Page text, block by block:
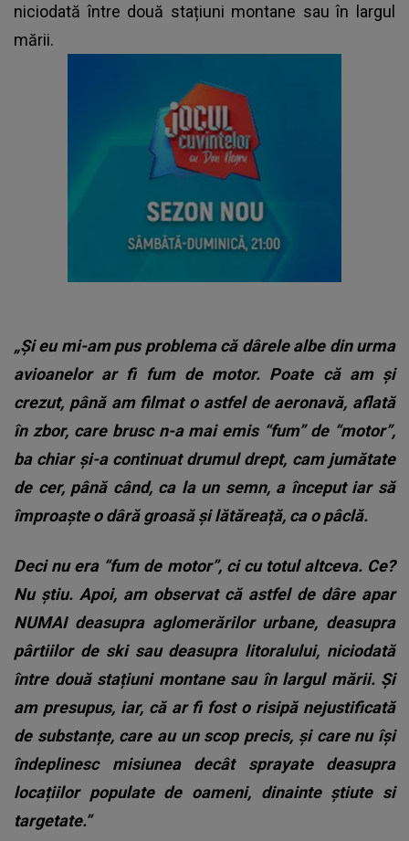
niciodată între două stațiuni montane sau în largul
mării.
„Și eu mi-am pus problema că dârele albe din urma
avioanelor ar fi fum de motor. Poate că am și
crezut, până am filmat o astfel de aeronavă, aflată
în zbor, care brusc n-a mai emis “fum” de “motor”,
ba chiar și-a continuat drumul drept, cam jumătate
de cer, până când, ca la un semn, a început iar să
împroaște o dâră groasă și lătăreață, ca o pâclă.
Deci nu era “fum de motor”, ci cu totul altceva. Ce?
Nu știu. Apoi, am observat că astfel de dâre apar
NUMAI deasupra aglomerărilor urbane, deasupra
pârtiilor de ski sau deasupra litoralului, niciodată
între două stațiuni montane sau în largul mării. Și
am presupus, iar, că ar fi fost o risipă nejustificată
de substanțe, care au un scop precis, și care nu își
îndeplinesc misiunea decât sprayate deasupra
locațiilor populate de oameni, dinainte știute si
targetate.”